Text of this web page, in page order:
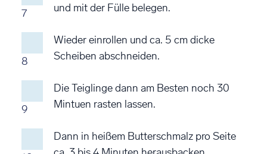
7
und mit der Fülle belegen.
8
Wieder einrollen und ca. 5 cm dicke
Scheiben abschneiden.
9
Die Teiglinge dann am Besten noch 30
Mintuen rasten lassen.
Dann in heißem Butterschmalz pro Seite